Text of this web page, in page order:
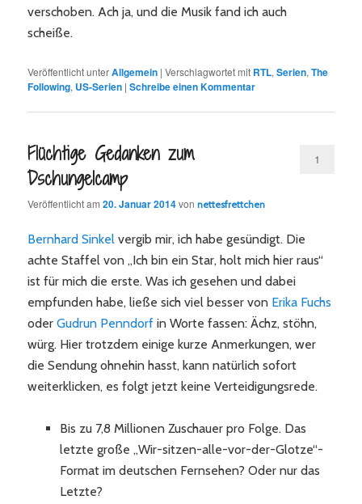
verschoben. Ach ja, und die Musik fand ich auch
scheiße.
Veröffentlicht unterAllgemein |Verschlagwortet mit RTL,Serien,The
Following, US-Serien |Schreibe einen Kommentar
Flüchtige Gedanken zum
Dschungelcamp
Veröffentlicht am20. Januar 2014vonnettesfrettchen
1
Bernhard Sinkel vergib mir, ich habe gesündigt. Die
achte Staffel von „Ich bin ein Star, holt mich hier raus“
ist für mich die erste. Was ich gesehen und dabei
empfunden habe, ließe sich viel besser von Erika Fuchs
oderGudrun Penndorf in Worte fassen: Ächz, stöhn,
würg. Hier trotzdem einige kurze Anmerkungen, wer
die Sendung ohnehin hasst, kann natürlich sofort
weiterklicken, es folgt jetzt keine Verteidigungsrede.
Bis zu 7,8 Millionen Zuschauer pro Folge. Das
letzte große „Wir-sitzen-alle-vor-der-Glotze“-
Format im deutschen Fernsehen? Oder nur das
Letzte?